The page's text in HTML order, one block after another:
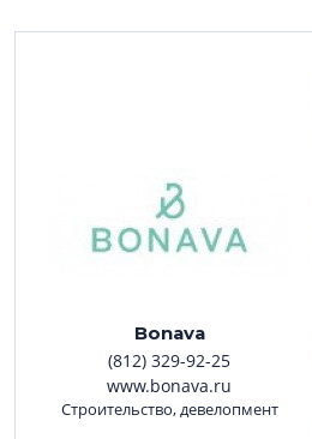
Bonava
(812) 329-92-25
www.bonava.ru
Строительство, девелопмент
В ходе благоустройства было
ограждение набережной.
ЖК, на «старом» участке
предполагается.
облицовки набережной
трудоёмкий процесс. После
обследований и
решение не нарушать
конструкций и не устраивать
воде», – поясняют в пресс-
Вдоль воды высажены